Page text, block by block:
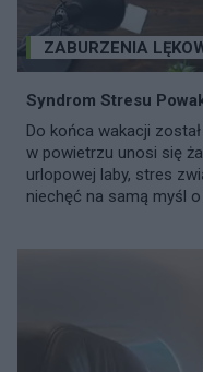
ZABURZENIA
Syndrom Stresu
Do końca wakacji
w powietrzu unosi się
urlopowej laby, stres
niechęć na samą myśl